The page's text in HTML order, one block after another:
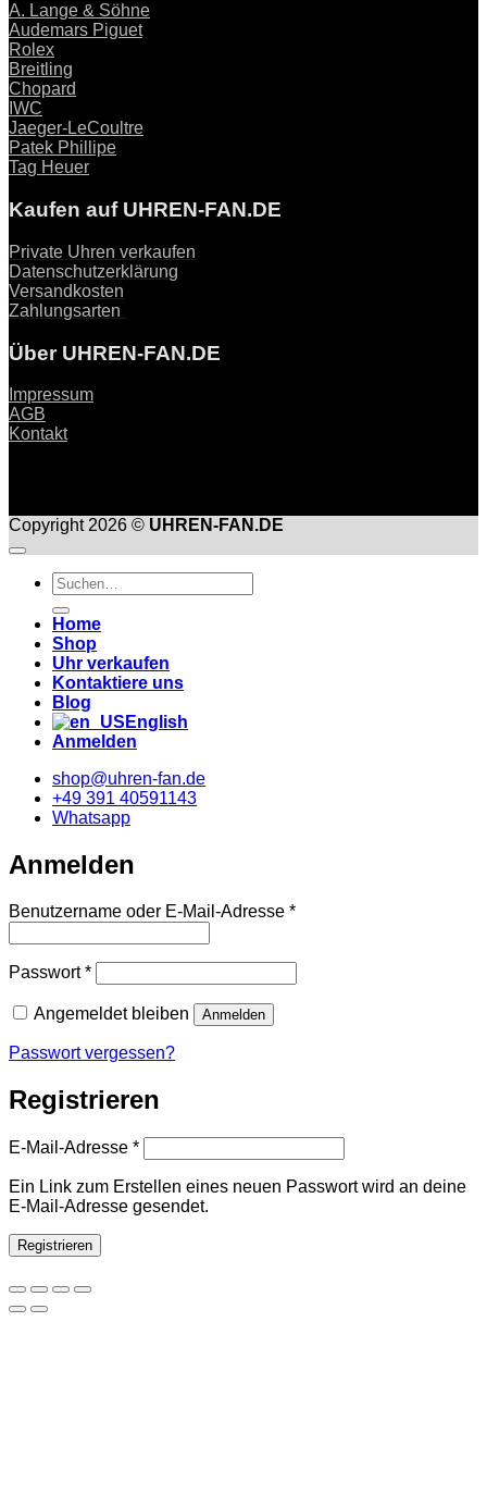
A. Lange & Söhne
Audemars Piguet
Rolex
Breitling
Chopard
IWC
Jaeger-LeCoultre
Patek Phillipe
Tag Heuer
Kaufen auf UHREN-FAN.DE
Private Uhren verkaufen
Datenschutzerklärung
Versandkosten
Zahlungsarten
Über UHREN-FAN.DE
Impressum
AGB
Kontakt
Copyright 2026 © UHREN-FAN.DE
Suche
nach:
Home
Shop
Uhr verkaufen
Kontaktiere uns
Blog
English
Anmelden
shop@uhren-fan.de
+49 391 40591143
Whatsapp
Anmelden
Benutzername oder E-Mail-Adresse *Erforderlich
Passwort*Erforderlich
Angemeldet bleiben Anmelden
Passwort vergessen?
Registrieren
E-Mail-Adresse *Erforderlich
Ein Link zum Erstellen eines neuen Passwort wird an deine
E-Mail-Adresse gesendet.
Registrieren